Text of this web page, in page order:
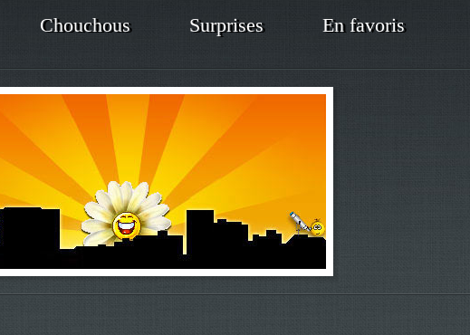
Chouchous Surprises En favoris